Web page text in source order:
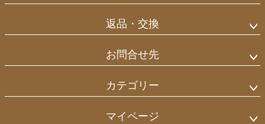
返品・交換
お問合せ先
カテゴリー
マイページ